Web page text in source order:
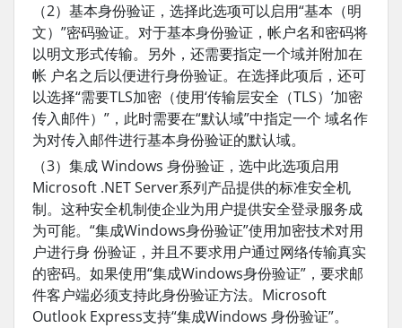
（2）基本身份验证，选择此选项可以启用“基本（明
文）”密码验证。对于基本身份验证，帐户名和密码将
以明文形式传输。另外，还需要指定一个域并附加在
帐 户名之后以便进行身份验证。在选择此项后，还可
以选择“需要TLS加密（使用‘传输层安全（TLS）’加密
传入邮件）”，此时需要在“默认域”中指定一个 域名作
为对传入邮件进行基本身份验证的默认域。
（3）集成 Windows 身份验证，选中此选项启用
Microsoft .NET Server系列产品提供的标准安全机
制。这种安全机制使企业为用户提供安全登录服务成
为可能。“集成Windows身份验证”使用加密技术对用
户进行身 份验证，并且不要求用户通过网络传输真实
的密码。如果使用“集成Windows身份验证”，要求邮
件客户端必须支持此身份验证方法。Microsoft
Outlook Express支持“集成Windows 身份验证”。